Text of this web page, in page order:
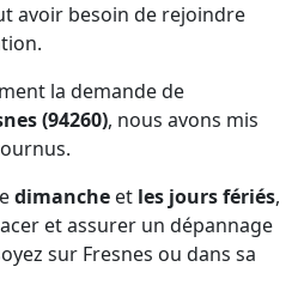
avoir besoin de rejoindre
la demande de
(94260), nous avons mis
dimanche et les jours fériés,
et assurer un dépannage
sur Fresnes ou dans sa